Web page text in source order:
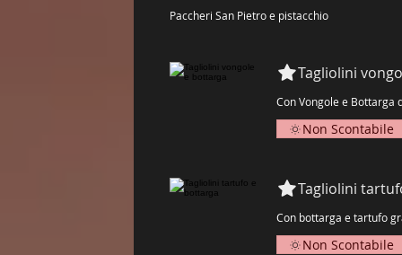
Paccheri San Pietro e pistacchio
Tagliolini
Non Scontabile
Tagliolini
Non Scontabile